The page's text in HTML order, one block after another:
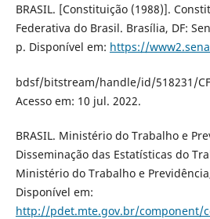
BRASIL. [Constituição (1988)].
Federativa do Brasil. Brasília, DF:
p. Disponível em: https://
bdsf/bitstream/handle/id/518231/
Acesso em: 10 jul. 2022.
BRASIL. Ministério do Trabalho e
Disseminação das Estatísticas do
Ministério do Trabalho e
Disponível em:
http://pdet.mte.gov.br/component/